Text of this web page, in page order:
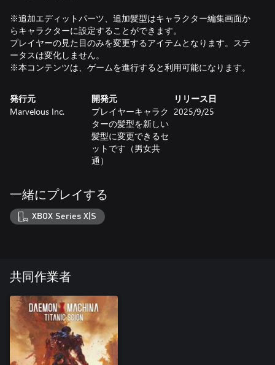
※追加エディットパーツ、追加髪型はキャラクター編集画面か
らキャラクターに設定することができます。
プレイヤーの見た目のみを変更するアイテムとなります。ステ
ータスは変化しません。
※本コンテンツは、ゲームを進行すると利用可能になります。
発行元
Marvelous Inc.
開発元
プレイヤーキャラク
ターの髪型を新しい
髪型に変更できるセ
ットです（男女共
通）
リリース日
2025/9/25
一緒にプレイする
XBOX Series X|S
共同作業者